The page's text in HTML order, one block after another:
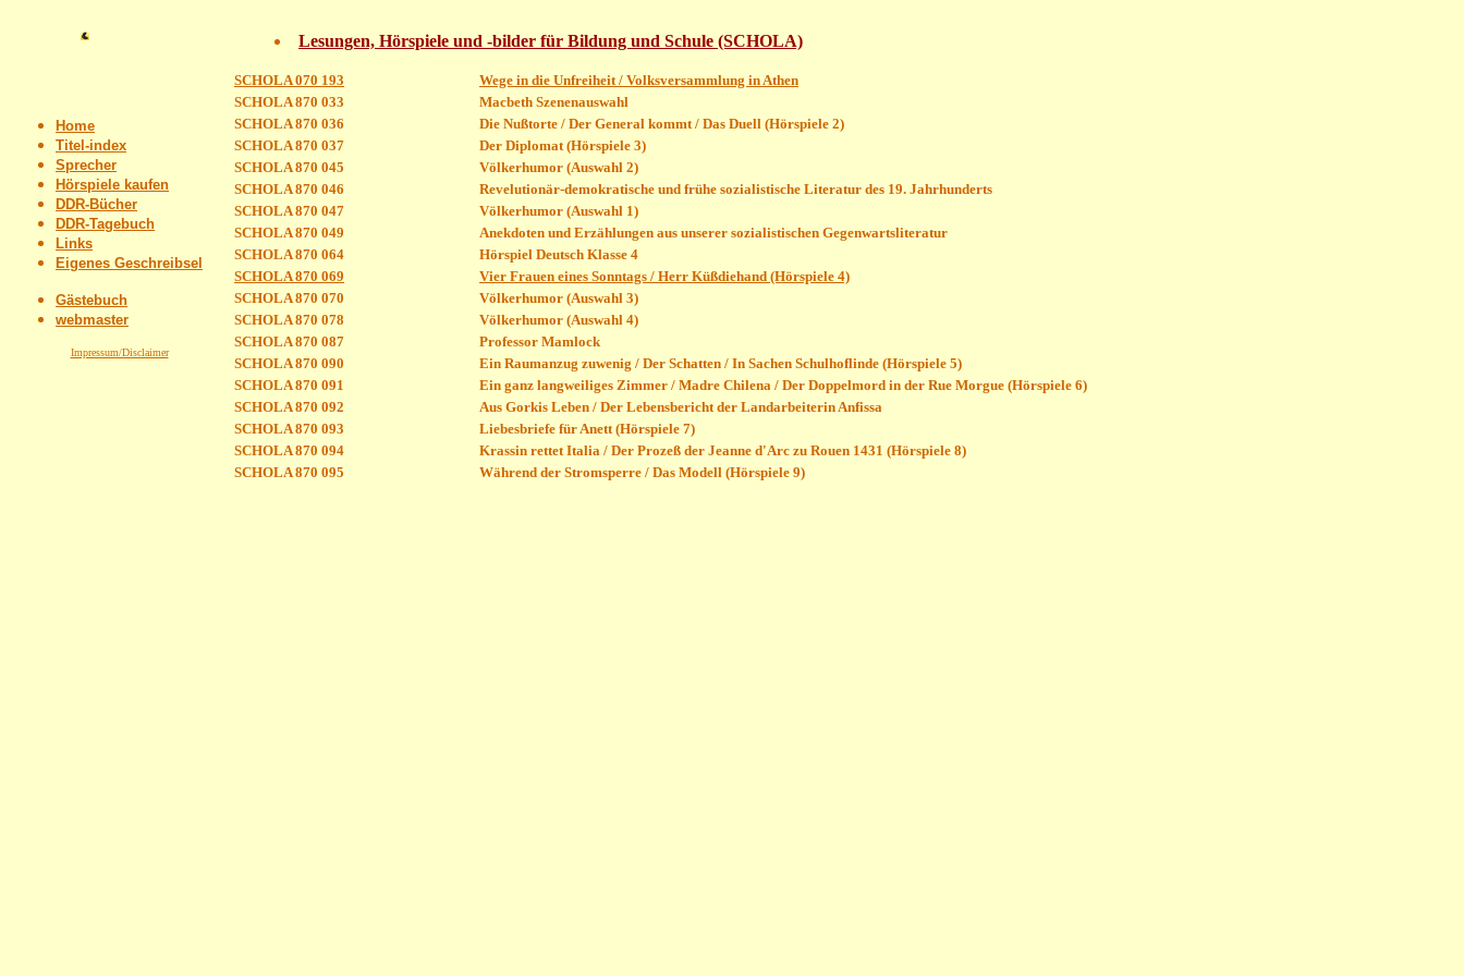
Home
Titel-index
Sprecher
Hörspiele kaufen
DDR-Bücher
DDR-Tagebuch
Links
Eigenes Geschreibsel
Gästebuch
webmaster
Impressum/Disclaimer
Lesungen, Hörspiele und -bilder für Bildung und Schule (SCHOLA)
SCHOLA 070 193
Wege in die Unfreiheit / Volksversammlung in Athen
SCHOLA 870 033
Macbeth Szenenauswahl
SCHOLA 870 036
Die Nußtorte / Der General kommt / Das Duell (Hörspiele 2)
SCHOLA 870 037
Der Diplomat (Hörspiele 3)
SCHOLA 870 045
Völkerhumor (Auswahl 2)
SCHOLA 870 046
Revelutionär-demokratische und frühe sozialistische Literatur des 19. Jahrhunderts
SCHOLA 870 047
Völkerhumor (Auswahl 1)
SCHOLA 870 049
Anekdoten und Erzählungen aus unserer sozialistischen Gegenwartsliteratur
SCHOLA 870 064
Hörspiel Deutsch Klasse 4
SCHOLA 870 069
Vier Frauen eines Sonntags / Herr Küßdiehand (Hörspiele 4)
SCHOLA 870 070
Völkerhumor (Auswahl 3)
SCHOLA 870 078
Völkerhumor (Auswahl 4)
SCHOLA 870 087
Professor Mamlock
SCHOLA 870 090
Ein Raumanzug zuwenig / Der Schatten / In Sachen Schulhoflinde (Hörspiele 5)
SCHOLA 870 091
Ein ganz langweiliges Zimmer / Madre Chilena / Der Doppelmord in der Rue Morgue (Hörspiele 6)
SCHOLA 870 092
Aus Gorkis Leben / Der Lebensbericht der Landarbeiterin Anfissa
SCHOLA 870 093
Liebesbriefe für Anett (Hörspiele 7)
SCHOLA 870 094
Krassin rettet Italia / Der Prozeß der Jeanne d'Arc zu Rouen 1431 (Hörspiele 8)
SCHOLA 870 095
Während der Stromsperre / Das Modell (Hörspiele 9)